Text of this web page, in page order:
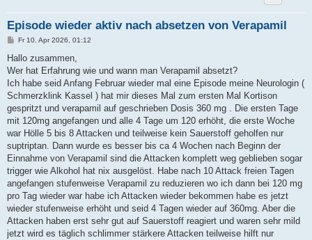
Episode wieder aktiv nach absetzen von Verapamil
B
i
r
a
Fr 10. Apr 2026, 01:12
Hallo zusammen,
Wer hat Erfahrung wie und wann man Verapamil absetzt?
Ich habe seid Anfang Februar wieder mal eine Episode meine Neurologin (
Schmerzklink Kassel ) hat mir dieses Mal zum ersten Mal Kortison
gespritzt und verapamil auf geschrieben Dosis 360 mg . Die ersten Tage
mit 120mg angefangen und alle 4 Tage um 120 erhöht, die erste Woche
war Hölle 5 bis 8 Attacken und teilweise kein Sauerstoff geholfen nur
suptriptan. Dann wurde es besser bis ca 4 Wochen nach Beginn der
Einnahme von Verapamil sind die Attacken komplett weg geblieben sogar
trigger wie Alkohol hat nix ausgelöst. Habe nach 10 Attack freien Tagen
angefangen stufenweise Verapamil zu reduzieren wo ich dann bei 120 mg
pro Tag wieder war habe ich Attacken wieder bekommen habe es jetzt
wieder stufenweise erhöht und seid 4 Tagen wieder auf 360mg. Aber die
Attacken haben erst sehr gut auf Sauerstoff reagiert und waren sehr mild
jetzt wird es täglich schlimmer stärkere Attacken teilweise hilft nur